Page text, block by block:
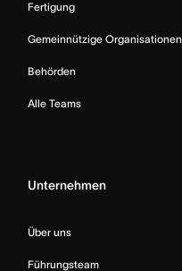
Fertigung
Gemeinnützige Organisationen
Behörden
Alle Teams
Unternehmen
Über uns
Führungsteam